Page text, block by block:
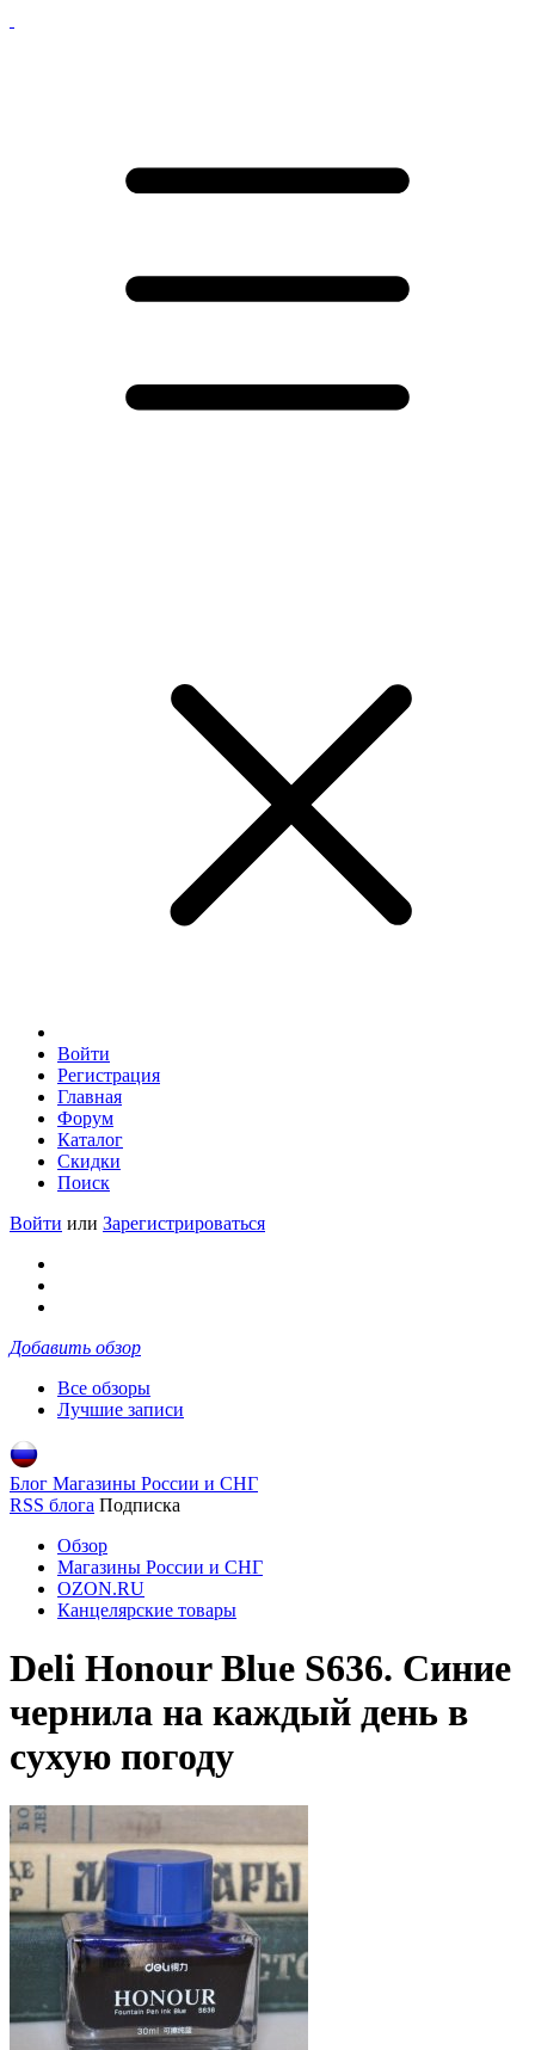
Войти
Регистрация
Главная
Форум
Каталог
Скидки
Поиск
Войти или Зарегистрироваться
Добавить обзор
Все обзоры
Лучшие записи
Блог Магазины России и СНГ
RSS блога Подписка
Обзор
Магазины России и СНГ
OZON.RU
Канцелярские товары
Deli Honour Blue S636. Синие
чернила на каждый день в
сухую погоду